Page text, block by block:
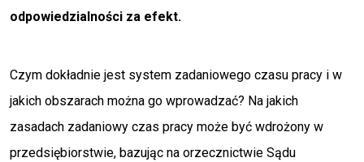
odpowiedzialności za efekt.
Czym dokładnie jest system zadaniowego czasu pracy i w
jakich obszarach można go wprowadzać? Na jakich
zasadach zadaniowy czas pracy może być wdrożony w
przedsiębiorstwie, bazując na orzecznictwie Sądu